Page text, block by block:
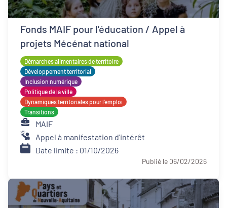
Fonds MAIF pour l'éducation / Appel à
projets Mécénat national
Démarches alimentaires de territoire
Développement territorial
Inclusion numérique
Politique de la ville
Dynamiques territoriales pour l’emploi
Transitions
MAIF
Appel à manifestation d'intérêt
Date limite : 01/10/2026
Publié le 06/02/2026